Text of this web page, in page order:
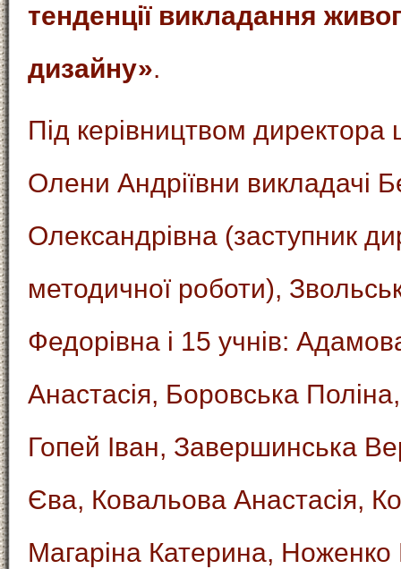
тенденції викладання
дизайну».
Під керівництвом
Олени Андріївни викладачі
Олександрівна (заступник
методичної роботи),
Федорівна і 15 учнів:
Анастасія, Боровська
Гопей Іван, Завершинська
Єва, Ковальова Анастасія,
Магаріна Катерина, Ноженко